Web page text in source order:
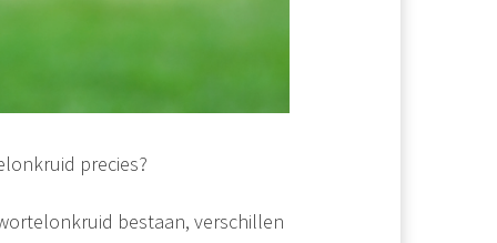
precies?
bestaan, verschillen